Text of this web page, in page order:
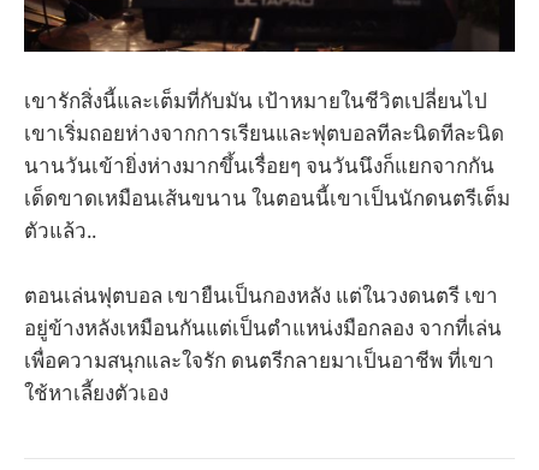
เขารักสิ่งนี้และเต็มที่กับมัน เป้าหมายในชีวิตเปลี่ยนไป
เขาเริ่มถอยห่างจากการเรียนและฟุตบอลทีละนิดทีละนิด
นานวันเข้ายิ่งห่างมากขึ้นเรื่อยๆ จนวันนึงก็แยกจากกัน
เด็ดขาดเหมือนเส้นขนาน ในตอนนี้เขาเป็นนักดนตรีเต็ม
ตัวแล้ว..
ตอนเล่นฟุตบอล เขายืนเป็นกองหลัง แต่ในวงดนตรี เขา
อยู่ข้างหลังเหมือนกันแต่เป็นตำแหน่งมือกลอง จากที่เล่น
เพื่อความสนุกและใจรัก ดนตรีกลายมาเป็นอาชีพ ที่เขา
ใช้หาเลี้ยงตัวเอง